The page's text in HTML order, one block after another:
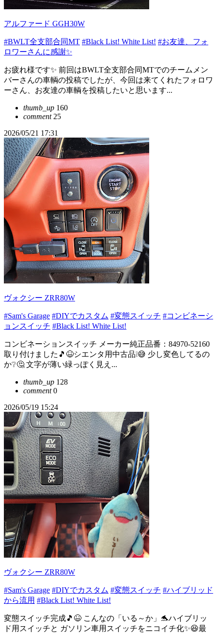
アルファード GGH30W
#BWLT全支部合同MT #Black List! White List! #お友達、フォ
ロワーさんに感謝✨
お疲れ様です✨ 前回はBWLT全支部合同MTでのチームメン
バーさんの車輌の投稿でしたが、今回は来てくれたフォロワ
ーさん、お友達の車輌を投稿したいと思います...
thumb_up 160
comment25
2026/05/21 17:31
ヴォクシー ZRR80W
#Sam's Garage #DIYでカスタム #変態スイッチ #コンビネーシ
ョンスイッチ #Black List! White List!
コンビネーションスイッチ メーカー純正品番：84970-52160
取り付けました🎵😆シエンタ用中古品❕😅 少し変色してるの
か❔🤔 文字が薄い緑っぽく見え...
thumb_up 128
comment0
2026/05/19 15:24
ヴォクシー ZRR80W
#Sam's Garage #DIYでカスタム #変態スイッチ #ハイブリッド
から流用 #Black List! White List!
変態スイッチ完成🎵😆 こんなの「いる～か」🐬ハイブリッ
ド用スイッチと ガソリン車用スイッチをニコイチ化✨😆最